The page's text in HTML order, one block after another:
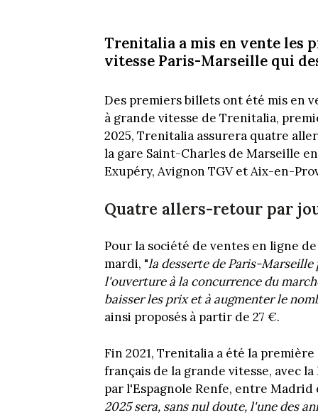
Trenitalia a mis en vente les
vitesse Paris-Marseille qui
Des premiers billets ont été mis en
à grande vitesse de Trenitalia,
2025, Trenitalia assurera quatre
la gare Saint-Charles de Marseille
Exupéry, Avignon TGV et Aix-en-
Quatre allers-retour par
Pour la société de ventes en ligne
mardi, "la desserte de Paris-
l'ouverture à la concurrence du
baisser les prix et à augmenter le
ainsi proposés à partir de 27 €.
Fin 2021, Trenitalia a été la
français de la grande vitesse, avec
par l'Espagnole Renfe, entre
2025 sera, sans nul doute, l'une des